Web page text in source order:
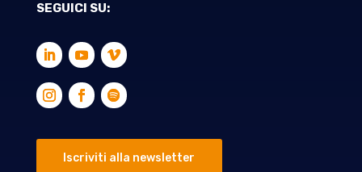
SEGUICI SU:
Iscriviti alla newsletter